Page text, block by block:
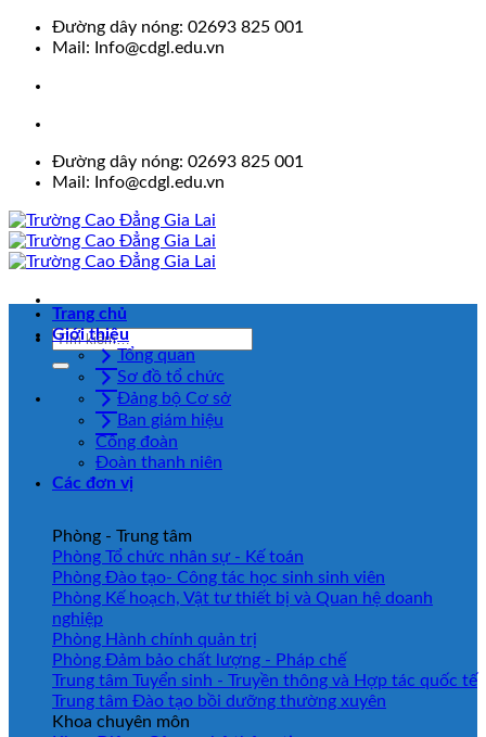
Skip
Đường dây nóng: 02693 825 001
Mail: Info@cdgl.edu.vn
Đường dây nóng: 02693 825 001
Mail: Info@cdgl.edu.vn
Trang chủ
Giới thiệu
Tổng quan
Sơ đồ tổ chức
Đảng bộ Cơ sở
Ban giám hiệu
Công đoàn
Đoàn thanh niên
Các đơn vị
Phòng - Trung tâm
Phòng Tổ chức nhân sự - Kế toán
Phòng Đào tạo- Công tác học sinh sinh viên
Phòng Kế hoạch, Vật tư thiết bị và Quan hệ doanh
nghiệp
Phòng Hành chính quản trị
Phòng Đảm bảo chất lượng - Pháp chế
Trung tâm Tuyển sinh - Truyền thông và Hợp tác quốc tế
Trung tâm Đào tạo bồi dưỡng thường xuyên
Khoa chuyên môn